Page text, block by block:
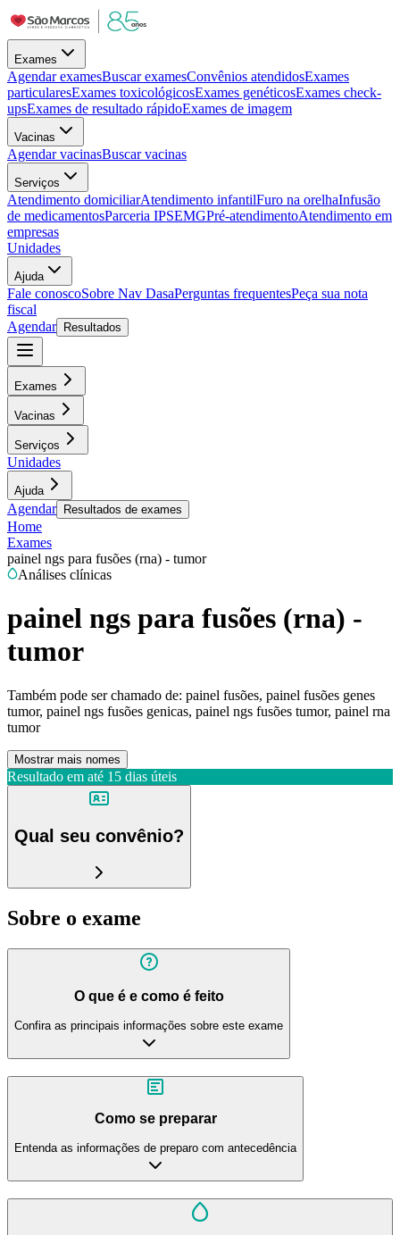
Exames
Agendar examesBuscar examesConvênios atendidosExames
particularesExames toxicológicosExames genéticosExames check-
upsExames de resultado rápidoExames de imagem
Vacinas
Agendar vacinasBuscar vacinas
Serviços
Atendimento domiciliarAtendimento infantilFuro na orelhaInfusão
de medicamentosParceria IPSEMGPré-atendimentoAtendimento em
empresas
Unidades
Ajuda
Fale conoscoSobre Nav DasaPerguntas frequentesPeça sua nota
fiscal
Agendar
Resultados
Exames
Vacinas
Serviços
Unidades
Ajuda
Agendar Resultados de exames
Home
Exames
painel ngs para fusões (rna) - tumor
Análises clínicas
painel ngs para fusões (rna) -
tumor
Também pode ser chamado de: painel fusões, painel fusões genes
tumor, painel ngs fusões genicas, painel ngs fusões tumor, painel rna
tumor
Mostrar mais nomes
Resultado em até 15 dias úteis
Qual seu convênio?
Sobre o exame
O que é e como é feito
Confira as principais informações sobre este exame
Como se preparar
Entenda as informações de preparo com antecedência